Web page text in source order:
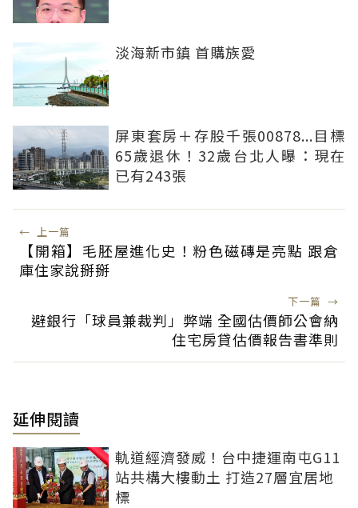
淡海新市鎮 首購族愛
屏東套房＋存股千張00878...目標
65歲退休！32歲台北人曝：現在
已有243張
← 上一篇
【開箱】毛胚屋進化史！粉色磁磚是亮點 跟倉
庫住家說掰掰
下一篇 →
避銀行「球員兼裁判」弊端 全國估價師公會納
住宅房貸估價報告書準則
延伸閱讀
軌道經濟發威！台中捷運南屯G11
站共構大樓動土 打造27層宜居地
標